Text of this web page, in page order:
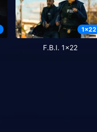
1x22
F.B.I. 1x22